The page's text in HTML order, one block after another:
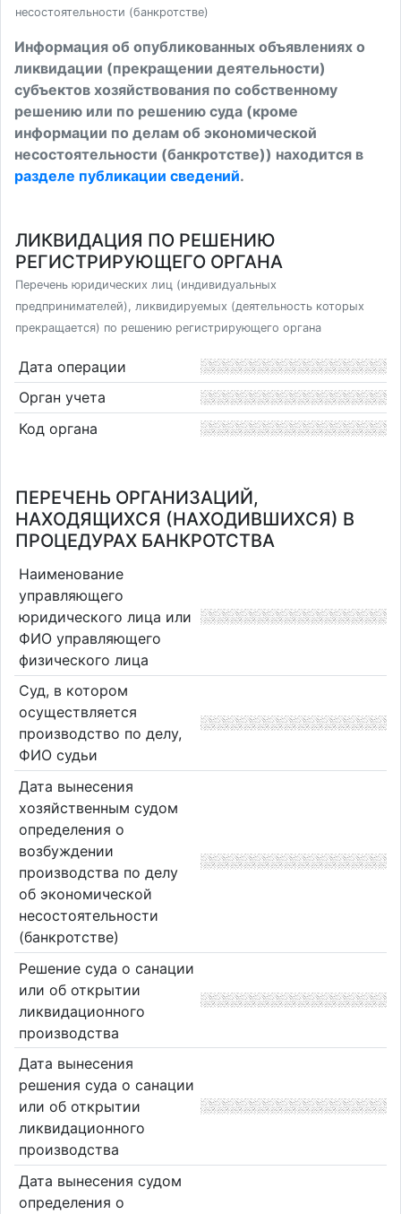
несостоятельности (банкротстве)
Информация об опубликованных объявлениях о
ликвидации (прекращении деятельности)
субъектов хозяйствования по собственному
решению или по решению суда (кроме
информации по делам об экономической
несостоятельности (банкротстве)) находится в
разделе публикации сведений.
ЛИКВИДАЦИЯ ПО РЕШЕНИЮ
РЕГИСТРИРУЮЩЕГО ОРГАНА
Перечень юридических лиц (индивидуальных
предпринимателей), ликвидируемых (деятельность которых
прекращается) по решению регистрирующего органа
Дата операции
Орган учета
Код органа
ПЕРЕЧЕНЬ ОРГАНИЗАЦИЙ,
НАХОДЯЩИХСЯ (НАХОДИВШИХСЯ) В
ПРОЦЕДУРАХ БАНКРОТСТВА
Наименование
управляющего
юридического лица или
ФИО управляющего
физического лица
Суд, в котором
осуществляется
производство по делу,
ФИО судьи
Дата вынесения
хозяйственным судом
определения о
возбуждении
производства по делу
об экономической
несостоятельности
(банкротстве)
Решение суда о санации
или об открытии
ликвидационного
производства
Дата вынесения
решения суда о санации
или об открытии
ликвидационного
производства
Дата вынесения судом
определения о